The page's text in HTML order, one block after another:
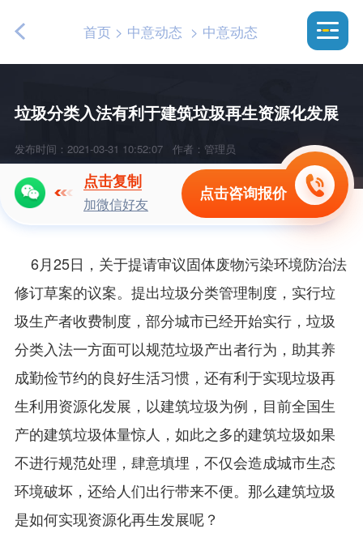
首页> 中意动态 > 中意动态
垃圾分类入法有利于建筑垃圾再生资源化发展
发布时间：2021-03-31 10:52:07 作者：管理员
点击复制
加微信好友 点击咨询报价
6月25日，关于提请审议固体废物污染环境防治法
修订草案的议案。提出垃圾分类管理制度，实行垃
圾生产者收费制度，部分城市已经开始实行，垃圾
分类入法一方面可以规范垃圾产出者行为，助其养
成勤俭节约的良好生活习惯，还有利于实现垃圾再
生利用资源化发展，以建筑垃圾为例，目前全国生
产的建筑垃圾体量惊人，如此之多的建筑垃圾如果
不进行规范处理，肆意填埋，不仅会造成城市生态
环境破坏，还给人们出行带来不便。那么建筑垃圾
是如何实现资源化再生发展呢？